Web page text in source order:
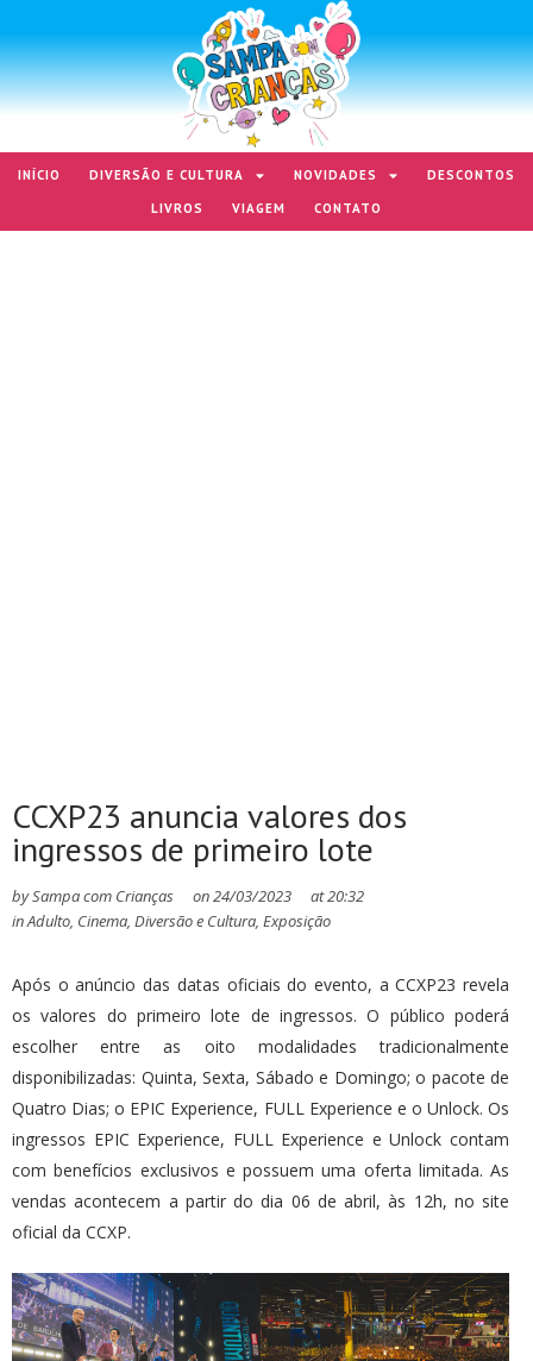
INÍCIO DIVERSÃO E CULTURA NOVIDADES
DESCONTOS
LIVROS
VIAGEM CONTATO
CCXP23 anuncia valores dos
ingressos de primeiro lote
bySampa com Crianças on24/03/2023 at20:32
inAdulto, Cinema, Diversão e Cultura, Exposição
Após o anúncio das datas oficiais do evento, a CCXP23 revela
os valores do primeiro lote de ingressos. O público poderá
escolher entre as oito modalidades tradicionalmente
disponibilizadas: Quinta, Sexta, Sábado e Domingo; o pacote de
Quatro Dias; o EPIC Experience, FULL Experience e o Unlock. Os
ingressos EPIC Experience, FULL Experience e Unlock contam
com benefícios exclusivos e possuem uma oferta limitada. As
vendas acontecem a partir do dia 06 de abril, às 12h, no site
oficial da CCXP.